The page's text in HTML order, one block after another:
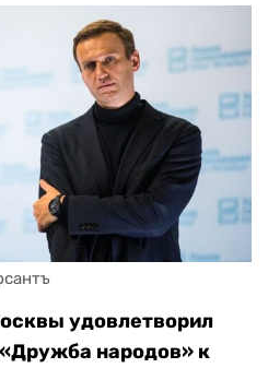
удовлетворил
народов» к